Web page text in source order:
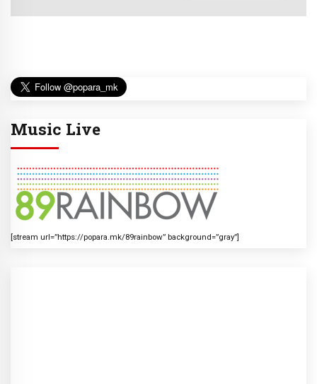
Music Live
[stream url=”https://popara.mk/89rainbow” background=”gray”]